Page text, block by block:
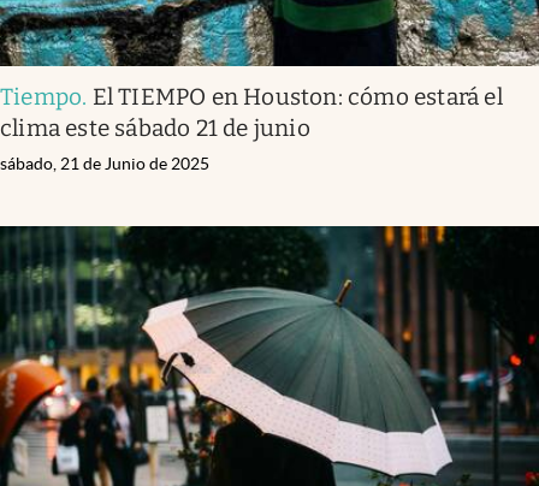
Tiempo. El TIEMPO en Houston: cómo estará el
clima este sábado 21 de junio
sábado, 21 de Junio de 2025